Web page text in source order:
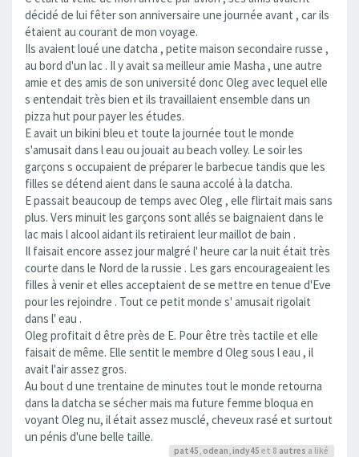
décidé de lui fêter son anniversaire une journée avant , car ils
étaient au courant de mon voyage.
Ils avaient loué une datcha , petite maison secondaire russe ,
au bord d'un lac . Il y avait sa meilleur amie Masha , une autre
amie et des amis de son université donc Oleg avec lequel elle
s entendait très bien et ils travaillaient ensemble dans un
pizza hut pour payer les études.
E avait un bikini bleu et toute la journée tout le monde
s'amusait dans l eau ou jouait au beach volley. Le soir les
garçons s occupaient de préparer le barbecue tandis que les
filles se détend aient dans le sauna accolé à la datcha.
E passait beaucoup de temps avec Oleg , elle flirtait mais sans
plus. Vers minuit les garçons sont allés se baignaient dans le
lac mais l alcool aidant ils retiraient leur maillot de bain .
Il faisait encore assez jour malgré l' heure car la nuit était très
courte dans le Nord de la russie . Les gars encourageaient les
filles à venir et elles acceptaient de se mettre en tenue d'Eve
pour les rejoindre . Tout ce petit monde s' amusait rigolait
dans l' eau .
Oleg profitait d être près de E. Pour être très tactile et elle
faisait de même. Elle sentit le membre d Oleg sous l eau , il
avait l'air assez gros.
Au bout d une trentaine de minutes tout le monde retourna
dans la datcha se sécher mais ma future femme bloqua en
voyant Oleg nu, il était assez musclé, cheveux rasé et surtout
un pénis d'une belle taille.
pat45, odean, indy45 et 8 autres a liké